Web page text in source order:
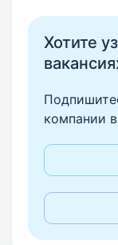
Хотите
компании